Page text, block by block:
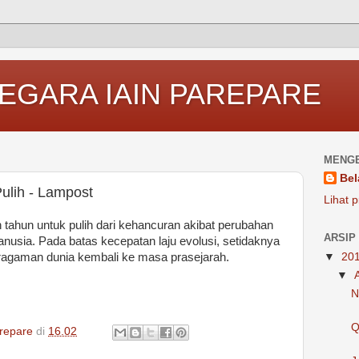
IAIN PAREPARE
- Lampost
untuk pulih dari kehancuran akibat perubahan
Pada batas kecepatan laju evolusi, setidaknya
dunia kembali ke masa prasejarah.
di 16.02
Lihat
ARSIP
▼
▼